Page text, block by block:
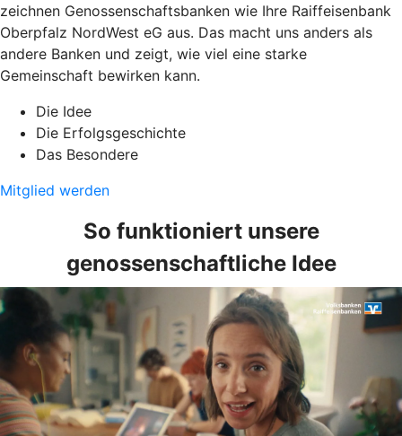
zeichnen Genossenschaftsbanken wie Ihre Raiffeisenbank
Oberpfalz NordWest eG aus. Das macht uns anders als
andere Banken und zeigt, wie viel eine starke
Gemeinschaft bewirken kann.
Die Idee
Die Erfolgsgeschichte
Das Besondere
Mitglied werden
So funktioniert unsere
genossenschaftliche Idee